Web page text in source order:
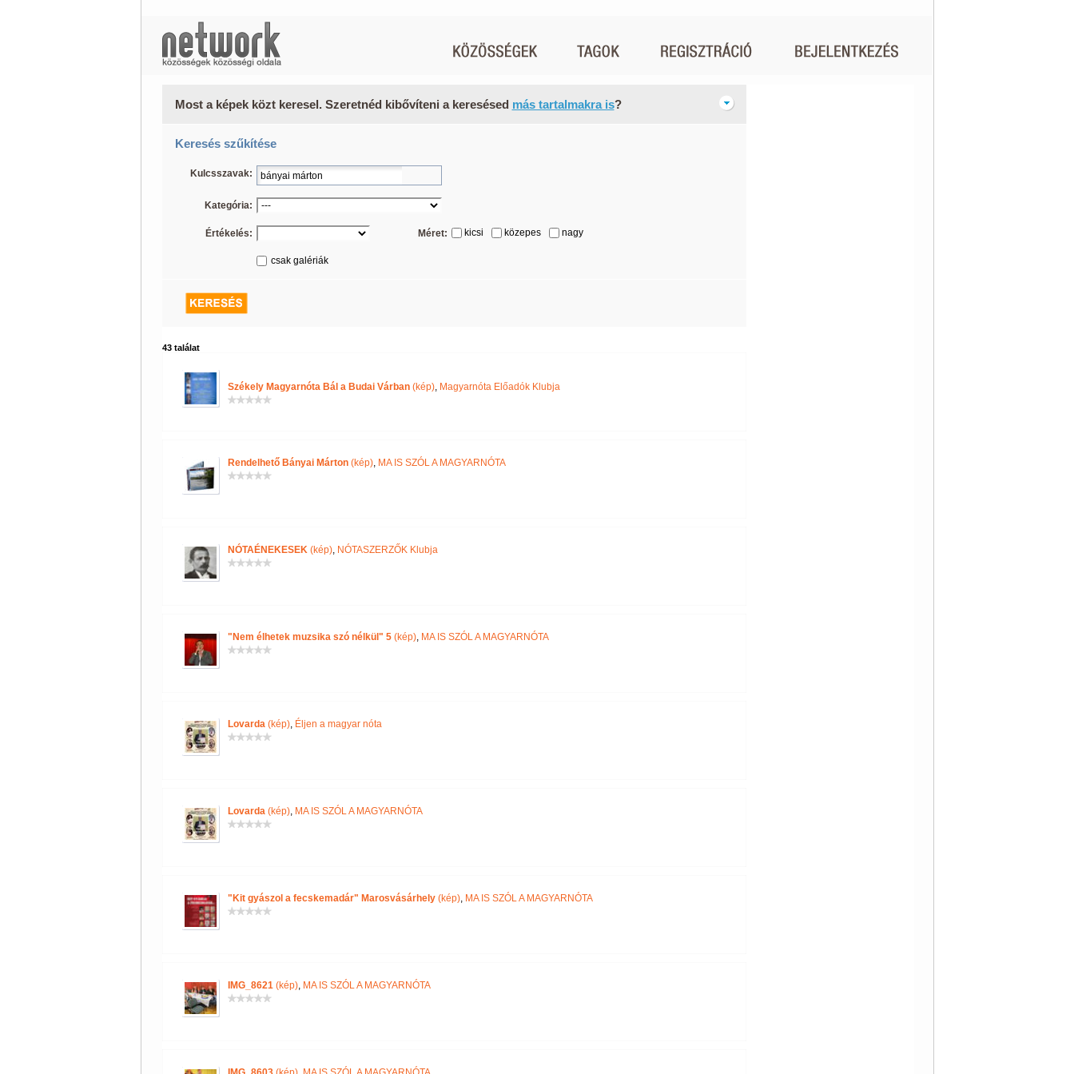
Most a képek közt keresel. Szeretnéd kibővíteni a keresésed más tartalmakra is?
Keresés szűkítése
Kulcsszavak:
Kategória:
Értékelés: Méret: kicsi közepes nagy
csak galériák
43 találat
Székely Magyarnóta Bál a Budai Várban(kép), Magyarnóta Előadók Klubja
Rendelhető Bányai Márton(kép), MA IS SZÓL A MAGYARNÓTA
NÓTAÉNEKESEK(kép), NÓTASZERZŐK Klubja
"Nem élhetek muzsika szó nélkül" 5(kép), MA IS SZÓL A MAGYARNÓTA
Lovarda(kép), Éljen a magyar nóta
Lovarda(kép), MA IS SZÓL A MAGYARNÓTA
"Kit gyászol a fecskemadár" Marosvásárhely(kép), MA IS SZÓL A MAGYARNÓTA
IMG_8621(kép), MA IS SZÓL A MAGYARNÓTA